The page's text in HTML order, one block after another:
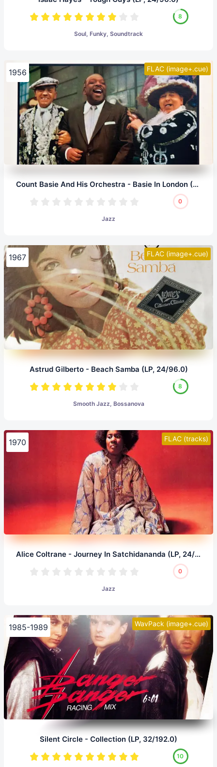
8
Soul, Funky, Soundtrack
FLAC (image+.cue)
1956
Count Basie And His Orchestra - Basie In London (LP, 24/96.0)
0
Jazz
FLAC (image+.cue)
1967
Astrud Gilberto - Beach Samba (LP, 24/96.0)
8
Smooth Jazz, Bossanova
FLAC (tracks)
1970
Alice Coltrane - Journey In Satchidananda (LP, 24/96.0)
0
Jazz
WavPack (image+.cue)
1985-1989
Silent Circle - Collection (LP, 32/192.0)
10